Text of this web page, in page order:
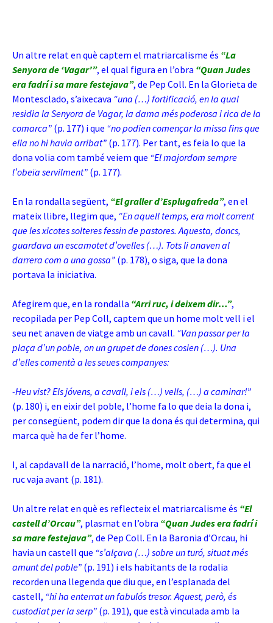
Un altre relat en què captem el matriarcalisme és “La
Senyora de ‘Vagar’”, el qual figura en l’obra “Quan Judes
era fadrí i sa mare festejava”, de Pep Coll. En la Glorieta de
Montesclado, s’aixecava “una (…) fortificació, en la qual
residia la Senyora de Vagar, la dama més poderosa i rica de la
comarca” (p. 177) i que “no podien començar la missa fins que
ella no hi havia arribat” (p. 177). Per tant, es feia lo que la
dona volia com també veiem que “El majordom sempre
l’obeïa servilment” (p. 177).
En la rondalla següent, “El graller d’Esplugafreda”, en el
mateix llibre, llegim que, “En aquell temps, era molt corrent
que les xicotes solteres fessin de pastores. Aquesta, doncs,
guardava un escamotet d’ovelles (…). Tots li anaven al
darrera com a una gossa” (p. 178), o siga, que la dona
portava la iniciativa.
Afegirem que, en la rondalla “Arri ruc, i deixem dir…”,
recopilada per Pep Coll, captem que un home molt vell i el
seu net anaven de viatge amb un cavall. “Van passar per la
plaça d’un poble, on un grupet de dones cosien (…). Una
d’elles comentà a les seues companyes:
-Heu vist? Els jóvens, a cavall, i els (…) vells, (…) a caminar!”
(p. 180) i, en eixir del poble, l’home fa lo que deia la dona i,
per consegüent, podem dir que la dona és qui determina, qui
marca què ha de fer l’home.
I, al capdavall de la narració, l’home, molt obert, fa que el
ruc vaja avant (p. 181).
Un altre relat en què es reflecteix el matriarcalisme és “El
castell d’Orcau”, plasmat en l’obra “Quan Judes era fadrí i
sa mare festejava”, de Pep Coll. En la Baronia d’Orcau, hi
havia un castell que “s’alçava (…) sobre un turó, situat més
amunt del poble” (p. 191) i els habitants de la rodalia
recorden una llegenda que diu que, en l’esplanada del
castell, “hi ha enterrat un fabulós tresor. Aquest, però, és
custodiat per la serp” (p. 191), que està vinculada amb la